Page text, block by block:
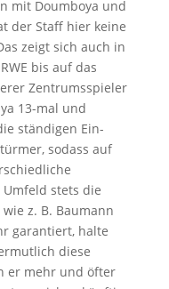
mit Doumboya und
der Staff hier keine
zeigt sich auch in
bis auf das
Zentrumsspieler
13-mal und
ständigen Ein-
sodass auf
stets die
z. B. Baumann
garantiert, halte
diese
er mehr und öfter